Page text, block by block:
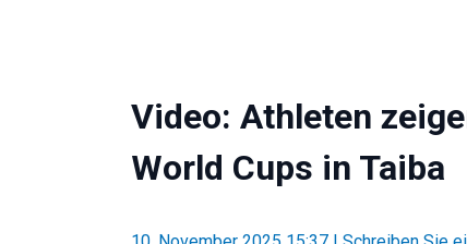
Video: Athleten
World Cups in Taiba